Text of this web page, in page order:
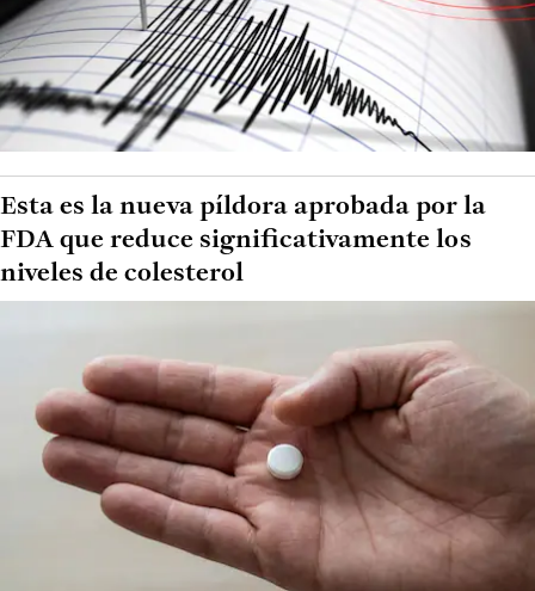
Esta es la nueva píldora aprobada por la
FDA que reduce significativamente los
niveles de colesterol